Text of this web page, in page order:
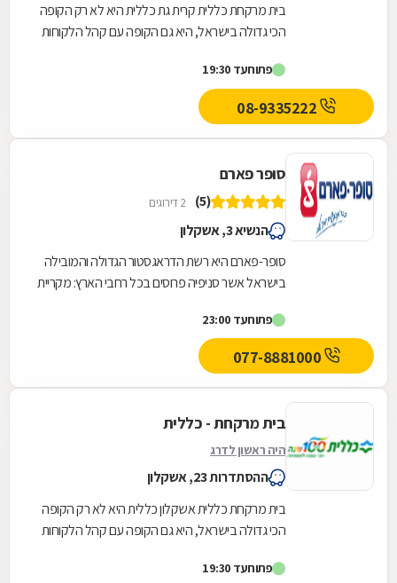
בית מרקחת כללית קרית גת כללית היא לא רק הקופה
הכי גדולה בישראל, היא גם הקופה עם קהל הלקוחות
פתוחעד 19:30
סופר פארם
(5) 2 דירוגים
הנשיא 3, אשקלון
סופר-פארם היא רשת הדראגסטור הגדולה והמובילה
בישראל אשר סניפיה פרוסים בכל רחבי הארץ: מקריית
פתוחעד 23:00
בית מרקחת - כללית
היה ראשון לדרג
ההסתדרות 23, אשקלון
בית מרקחת כללית אשקלון כללית היא לא רק הקופה
הכי גדולה בישראל, היא גם הקופה עם קהל הלקוחות
שירות...
פתוחעד 19:30